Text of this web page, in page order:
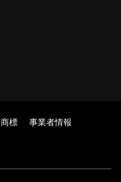
商標 事業者情報